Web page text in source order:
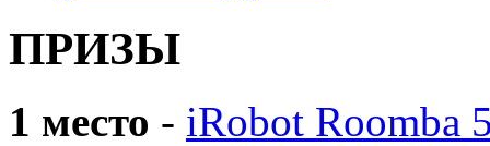
ПРИЗЫ
1 место - iRobot Roomba